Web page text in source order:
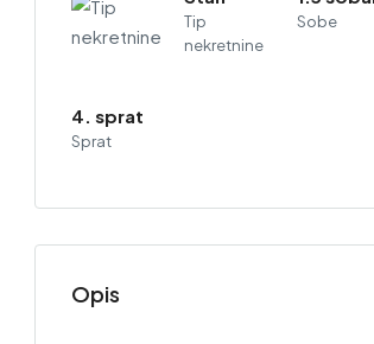
Tip
nekretnine
Sobe
4. sprat
Sprat
Opis